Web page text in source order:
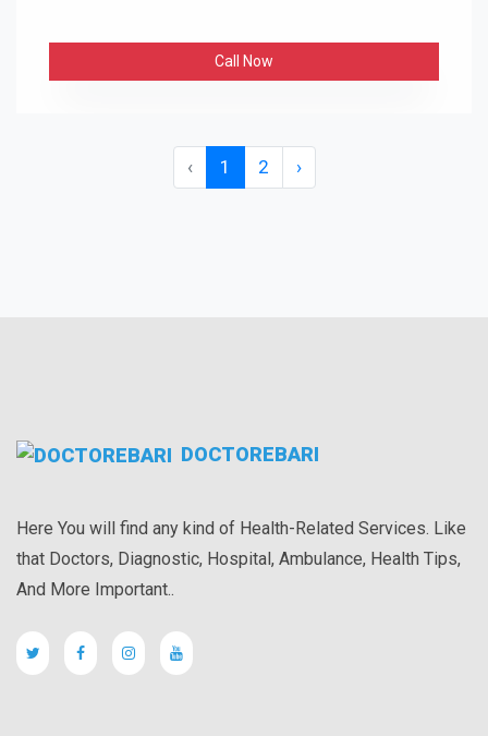
Call Now
‹ 1 2 ›
DOCTOREBARI
Here You will find any kind of Health-Related Services. Like
that Doctors, Diagnostic, Hospital, Ambulance, Health Tips,
And More Important..